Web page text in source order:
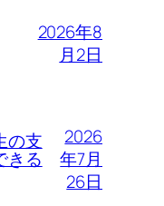
2026年8
月2日
の支
きる
2026
年7月
26日